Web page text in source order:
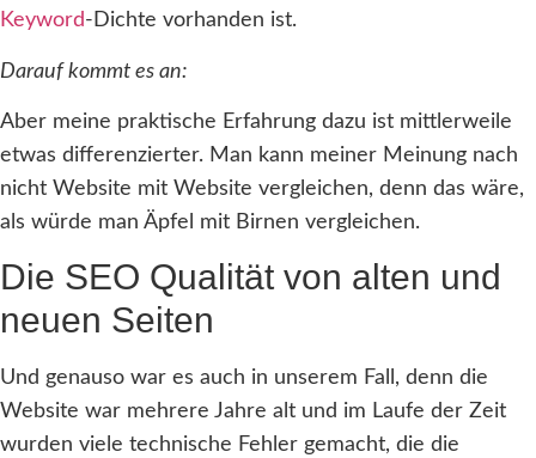
Keyword-Dichte vorhanden ist.
Darauf kommt es an:
Aber meine praktische Erfahrung dazu ist mittlerweile
etwas differenzierter. Man kann meiner Meinung nach
nicht Website mit Website vergleichen, denn das wäre,
als würde man Äpfel mit Birnen vergleichen.
Die SEO Qualität von alten und
neuen Seiten
Und genauso war es auch in unserem Fall, denn die
Website war mehrere Jahre alt und im Laufe der Zeit
wurden viele technische Fehler gemacht, die die